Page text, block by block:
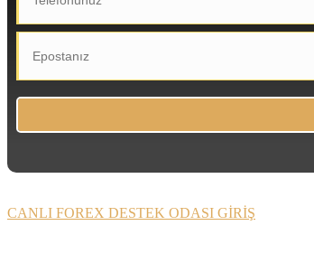
CANLI FOREX DESTEK ODASI GİRİŞ